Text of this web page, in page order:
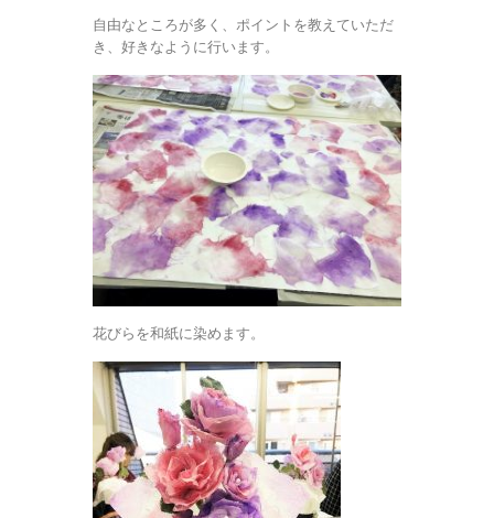
自由なところが多く、ポイントを教えていただ
き、好きなように行います。
花びらを和紙に染めます。